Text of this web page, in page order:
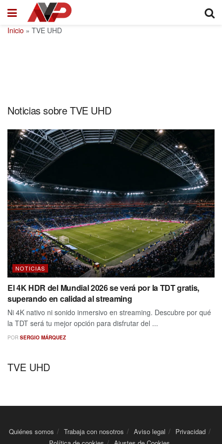
Inicio » TVE UHD
Noticias sobre TVE UHD
NOTICIAS
El 4K HDR del Mundial 2026 se verá por la TDT gratis,
superando en calidad al streaming
Ni 4K nativo ni sonido inmersivo en streaming. Descubre por qué
la TDT será tu mejor opción para disfrutar del ...
POR SERGIO MÁRQUEZ
TVE UHD
Quiénes somos Trabaja con nosotros Aviso legal
Privacidad